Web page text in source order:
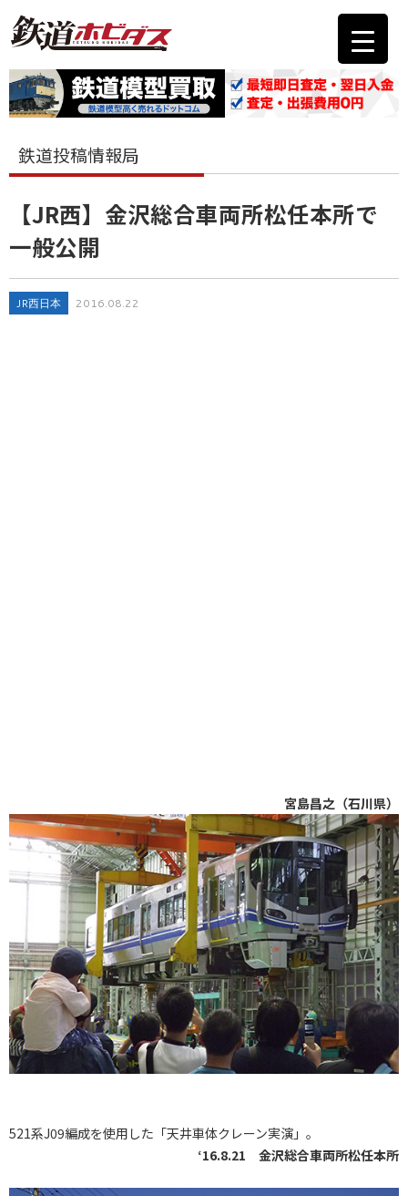
鉄道投稿情報局
【JR西】金沢総合車両所松任本所で
一般公開
JR西日本 2016.08.22
宮島昌之（石川県）
521系J09編成を使用した「天井車体クレーン実演」。
‘16.8.21 金沢総合車両所松任本所